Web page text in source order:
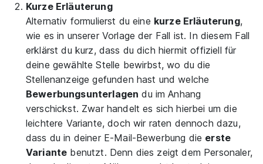
Kurze Erläuterung
Alternativ formulierst du eine kurze Erläuterung,
wie es in unserer Vorlage der Fall ist. In diesem Fall
erklärst du kurz, dass du dich hiermit offiziell für
deine gewählte Stelle bewirbst, wo du die
Stellenanzeige gefunden hast und welche
Bewerbungsunterlagen du im Anhang
verschickst. Zwar handelt es sich hierbei um die
leichtere Variante, doch wir raten dennoch dazu,
dass du in deiner E-Mail-Bewerbung die erste
Variante benutzt. Denn dies zeigt dem Personaler,